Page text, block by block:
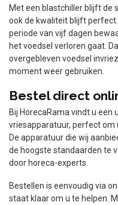
Met een blastchiller blijft de
ook de kwaliteit blijft
periode van vijf dagen
het voedsel verloren gaat.
overgebleven voedsel
moment weer gebruiken.
Bestel direct
Bij HorecaRama vindt u
vriesapparatuur, perfect om
De apparatuur die wij
de hoogste standaarden te
door horeca-experts.
Bestellen is eenvoudig via
staat klaar om u te helpen.